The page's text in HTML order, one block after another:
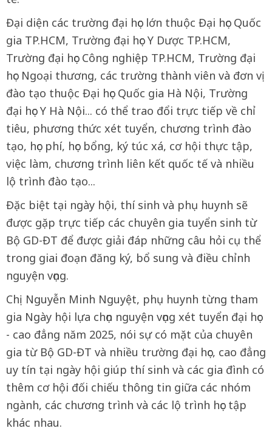
Đại diện các trường đại học lớn thuộc Đại học Quốc
gia TP.HCM, Trường đại học Y Dược TP.HCM,
Trường đại học Công nghiệp TP.HCM, Trường đại
học Ngoại thương, các trường thành viên và đơn vị
đào tạo thuộc Đại học Quốc gia Hà Nội, Trường
đại học Y Hà Nội... có thể trao đổi trực tiếp về chỉ
tiêu, phương thức xét tuyển, chương trình đào
tạo, học phí, học bổng, ký túc xá, cơ hội thực tập,
việc làm, chương trình liên kết quốc tế và nhiều
lộ trình đào tạo...
Đặc biệt tại ngày hội, thí sinh và phụ huynh sẽ
được gặp trực tiếp các chuyên gia tuyển sinh từ
Bộ GD-ĐT để được giải đáp những câu hỏi cụ thể
trong giai đoạn đăng ký, bổ sung và điều chỉnh
nguyện vọng.
Chị Nguyễn Minh Nguyệt, phụ huynh từng tham
gia Ngày hội lựa chọn nguyện vọng xét tuyển đại học
- cao đẳng năm 2025, nói sự có mặt của chuyên
gia từ Bộ GD-ĐT và nhiều trường đại học, cao đẳng
uy tín tại ngày hội giúp thí sinh và các gia đình có
thêm cơ hội đối chiếu thông tin giữa các nhóm
ngành, các chương trình và các lộ trình học tập
khác nhau.